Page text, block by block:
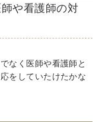
や看護師の対
なく医師や看護師と
をしていたけたかな